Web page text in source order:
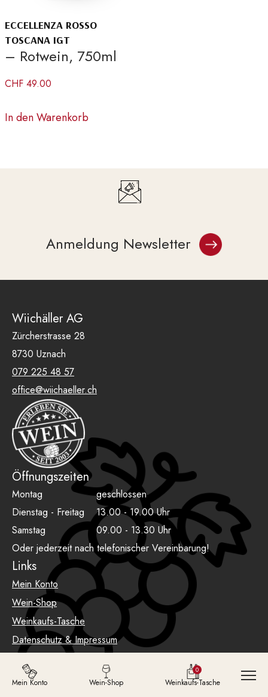
Mein Konto Wein-Shop Weinkaufs-Tasche
0
ECCELLENZA ROSSO
TOSCANA IGT
– Rotwein, 750ml
CHF 49.00
In den Warenkorb
Anmeldung Newsletter
Wiichäller AG
Zürcherstrasse 28
8730 Uznach
079 225 48 57
office@wiichaeller.ch
Öffnungszeiten
Montag
geschlossen
Dienstag - Freitag
13.00 - 19.00 Uhr
Samstag
09.00 - 13.30 Uhr
Oder jederzeit nach telefonischer Vereinbarung!
Links
Mein Konto
Wein-Shop
Weinkaufs-Tasche
Datenschutz & Impressum